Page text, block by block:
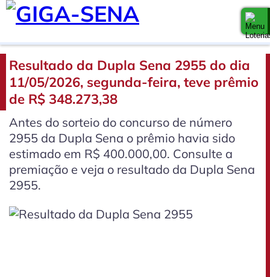
Resultado da Dupla Sena 2955 do dia
11/05/2026, segunda-feira, teve prêmio
de R$ 348.273,38
Antes do sorteio do concurso de número
2955 da Dupla Sena o prêmio havia sido
estimado em R$ 400.000,00. Consulte a
premiação e veja o resultado da Dupla Sena
2955.